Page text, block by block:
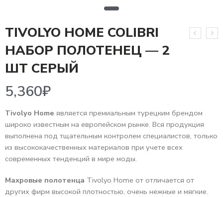
TIVOLYO HOME COLIBRI
НАБОР ПОЛОТЕНЕЦ — 2
ШТ СЕРЫЙ
5,360₽
Tivolyo Home является премиальным турецким брендом
широко известным на европейском рынке. Вся продукция
выполнена под тщательным контролем специалистов, только
из высококачественных материалов при учете всех
современных тенденций в мире моды.
Махровые полотенца Tivolyo Home от отличается от
других фирм высокой плотностью, очень нежные и мягкие.